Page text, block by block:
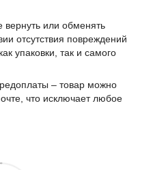
или обменять
отсутствия повреждений
упаковки, так и самого
– товар можно
что исключает любое